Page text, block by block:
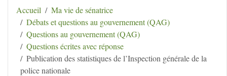
Aller au contenu Aller au menu
secondaire
| Aller à la recherche
Hélène Lipietz
Ancienne Sénatrice de Seine-et-Marne
Accueil
Ma vie de sénatrice
Débats et questions au gouvernement (QAG)
Questions au gouvernement (QAG)
Questions écrites avec réponse
Publication des statistiques de l’Inspection générale de la
police nationale